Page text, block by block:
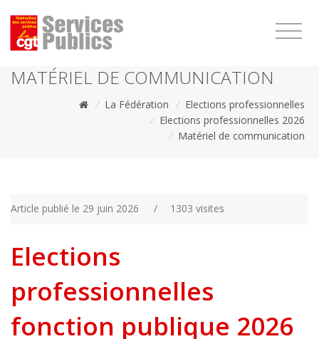
MATÉRIEL DE COMMUNICATION
/ La Fédération / Elections professionnelles
/ Elections professionnelles 2026
/ Matériel de communication
Article publié le 29 juin 2026 / 1303 visites
Elections
professionnelles
fonction publique 2026